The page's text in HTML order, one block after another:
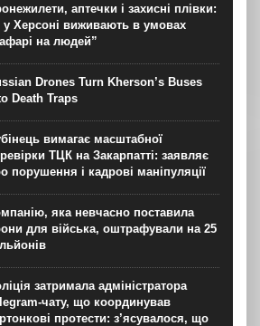
аптечки і захисні плівки:
у Херсоні виживають в умовах
на людей”
Drones Turn Kherson’s Buses
Death Traps
вимагає масштабної
ТЦК на Закарпатті: заявляє
порушення і кадрові маніпуляції
яка невчасно поставила
для війська, оштрафували на 25
затримала адміністратора
чату, що координував
протести: з’ясувалося, що